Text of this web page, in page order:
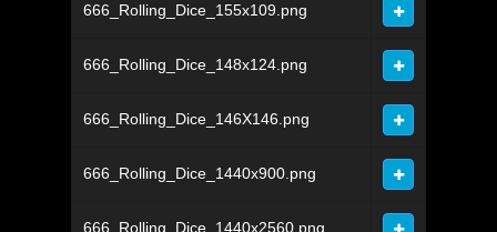
666_Rolling_Dice_155x109.png
666_Rolling_Dice_148x124.png
666_Rolling_Dice_146X146.png
666_Rolling_Dice_1440x900.png
666_Rolling_Dice_1440x2560.png